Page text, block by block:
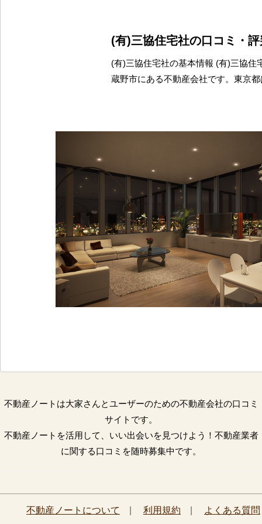
(有)三協住宅社の口コミ・
(有)三協住宅社の基本情報 (有)三協住
蔵野市にある不動産会社です。東京
不動産ノートは大家さんとユーザーのための不動産会社の口コミ
サイトです。
不動産ノートを活用して、いい出会いを見つけよう！不動産業者
に関する口コミを随時募集中です。
不動産ノートについて 利用規約 よくある質問